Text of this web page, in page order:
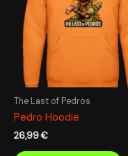
The Last of Pedros
Pedro Hoodie
26,99€